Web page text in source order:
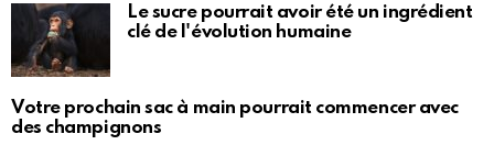
Le sucre pourrait avoir été un ingrédient
clé de l'évolution humaine
Votre prochain sac à main pourrait commencer avec
des champignons